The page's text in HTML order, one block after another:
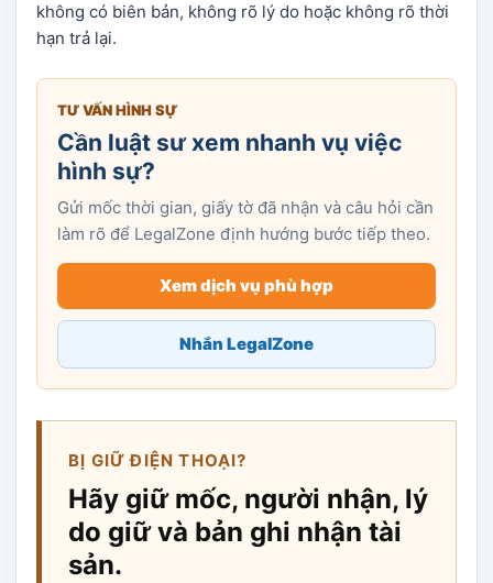
không có biên bản, không rõ lý do hoặc không rõ thời
hạn trả lại.
TƯ VẤN HÌNH SỰ
Cần luật sư xem nhanh vụ việc
hình sự?
Gửi mốc thời gian, giấy tờ đã nhận và câu hỏi cần
làm rõ để LegalZone định hướng bước tiếp theo.
Xem dịch vụ phù hợp
Nhắn LegalZone
BỊ GIỮ ĐIỆN THOẠI?
Hãy giữ mốc, người nhận, lý
do giữ và bản ghi nhận tài
sản.